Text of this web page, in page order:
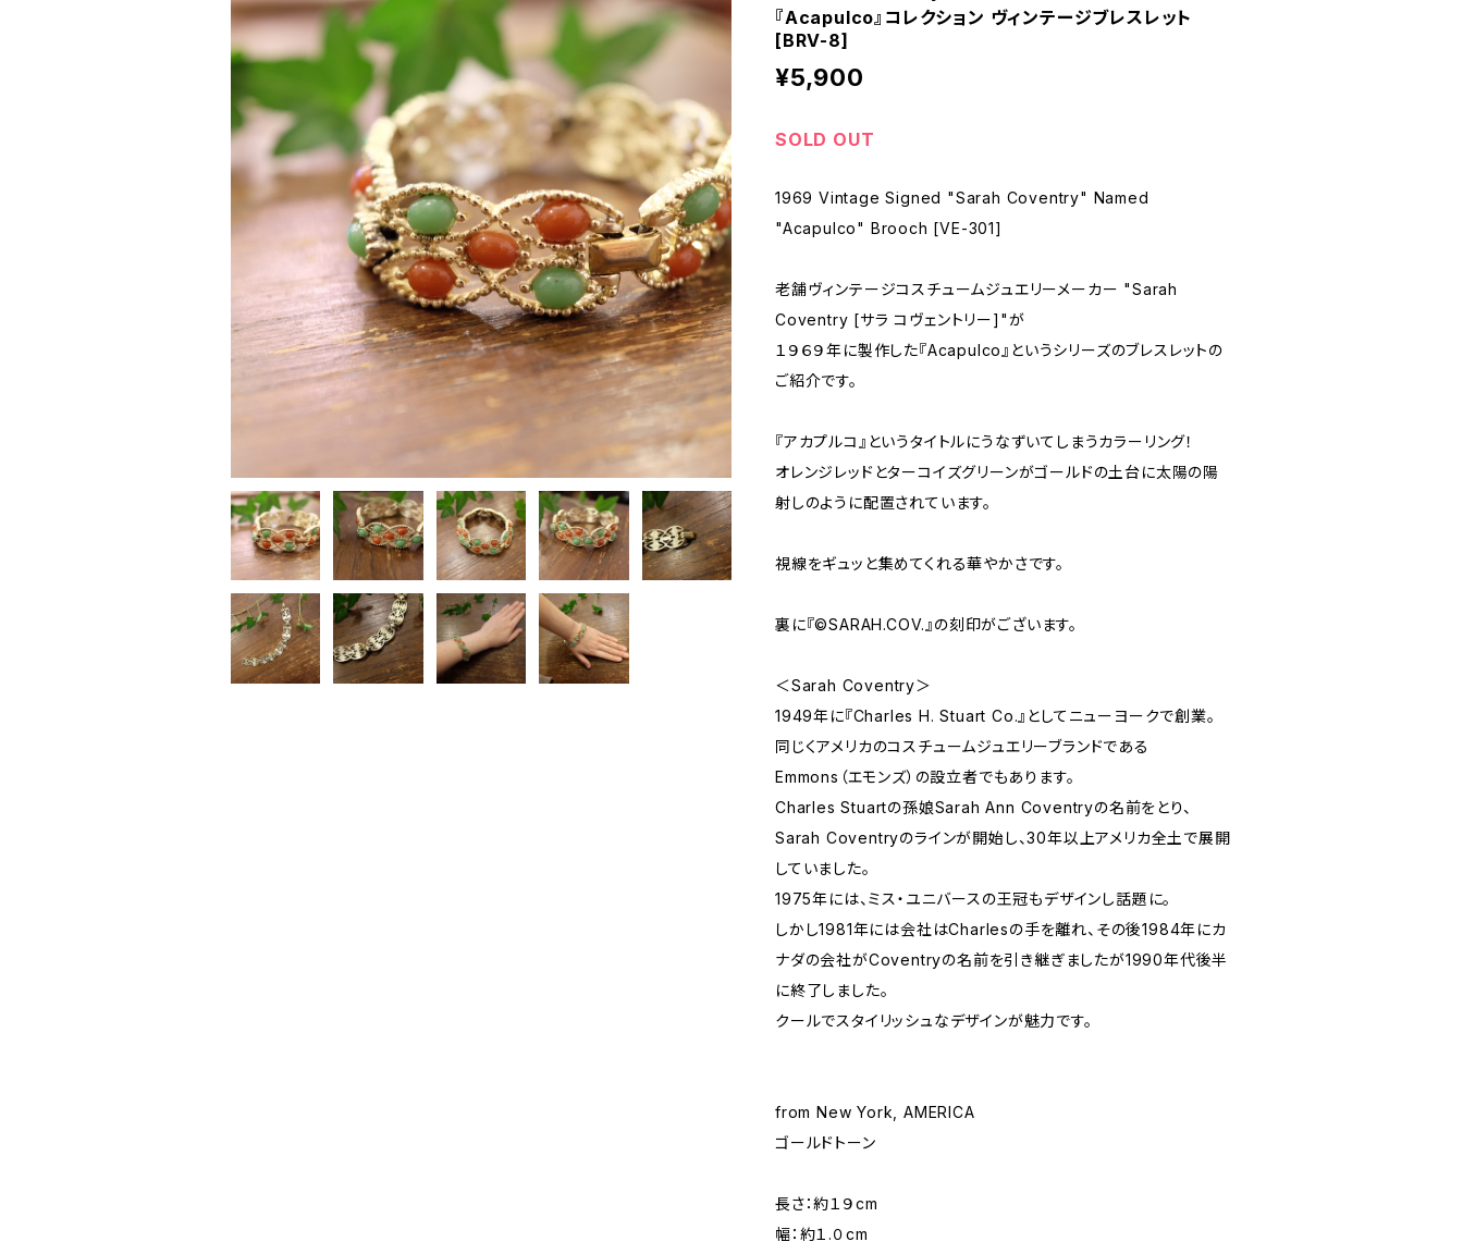
『Acapulco』コレクション ヴィンテージブレスレット
[BRV-8]
¥5,900
SOLD OUT
1969 Vintage Signed "Sarah Coventry" Named
"Acapulco" Brooch [VE-301]
老舗ヴィンテージコスチュームジュエリーメーカー "Sarah
Coventry [サラ コヴェントリー]"が
１９６９年に製作した『Acapulco』というシリーズのブレスレットの
ご紹介です。
『アカプルコ』というタイトルにうなずいてしまうカラーリング！
オレンジレッドとターコイズグリーンがゴールドの土台に太陽の陽
射しのように配置されています。
視線をギュッと集めてくれる華やかさです。
裏に『©SARAH.COV.』の刻印がございます。
＜Sarah Coventry＞
1949年に『Charles H. Stuart Co.』としてニューヨークで創業。
同じくアメリカのコスチュームジュエリーブランドである
Emmons（エモンズ）の設立者でもあります。
Charles Stuartの孫娘Sarah Ann Coventryの名前をとり、
Sarah Coventryのラインが開始し、30年以上アメリカ全土で展開
していました。
1975年には、ミス・ユニバースの王冠もデザインし話題に。
しかし1981年には会社はCharlesの手を離れ、その後1984年にカ
ナダの会社がCoventryの名前を引き継ぎましたが1990年代後半
に終了しました。
クールでスタイリッシュなデザインが魅力です。
from New York, AMERICA
ゴールドトーン
長さ：約１９cm
幅：約１.０cm